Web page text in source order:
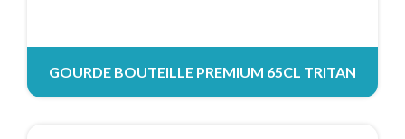
GOURDE BOUTEILLE PREMIUM 65CL TRITAN